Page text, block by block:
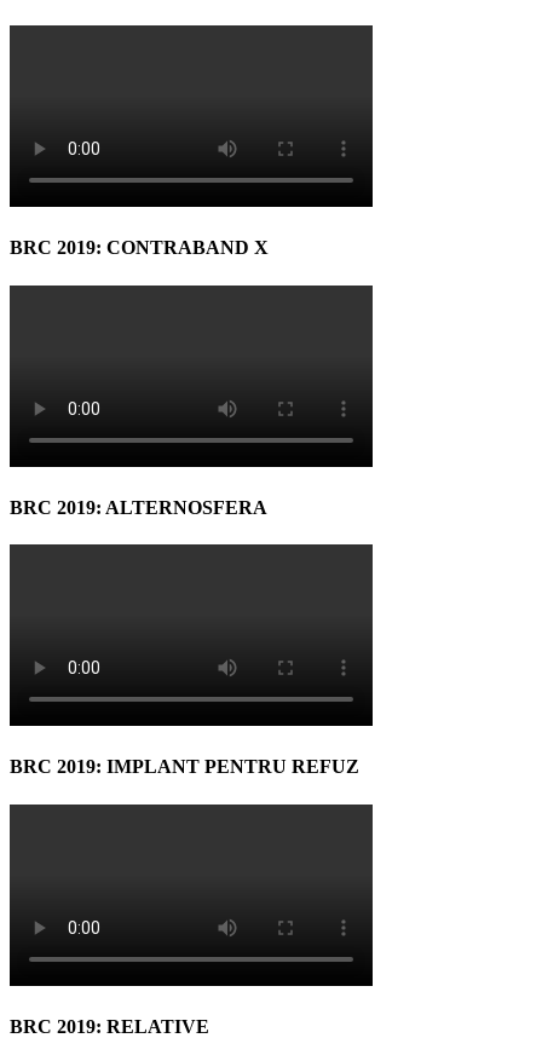
BRC 2019: CONTRABAND X
BRC 2019: ALTERNOSFERA
BRC 2019: IMPLANT PENTRU REFUZ
BRC 2019: RELATIVE